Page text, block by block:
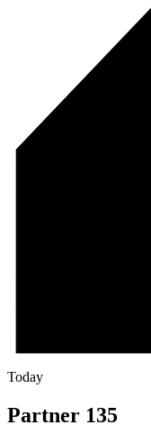
Today
Partner 135